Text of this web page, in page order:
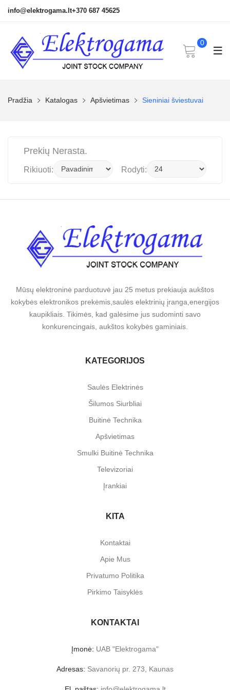
info@elektrogama.lt+370 687 45625
0
Pradžia Katalogas Apšvietimas Sieniniai šviestuvai
Prekių Nerasta.
Rikiuoti: Rodyti:
Mūsų elektroninė parduotuvė jau 25 metus prekiauja aukštos
kokybės elektronikos prekėmis,saulės elektrinių įranga,energijos
kaupikliais. Tikimės, kad galėsime jus sudominti savo
konkurencingais, aukštos kokybės gaminiais.
KATEGORIJOS
Saulės Elektrinės
Šilumos Siurbliai
Buitinė Technika
Apšvietimas
Smulki Buitinė Technika
Televizoriai
Įrankiai
KITA
Kontaktai
Apie Mus
Privatumo Politika
Pirkimo Taisyklės
KONTAKTAI
Įmonė: UAB "Elektrogama"
Adresas: Savanorių pr. 273, Kaunas